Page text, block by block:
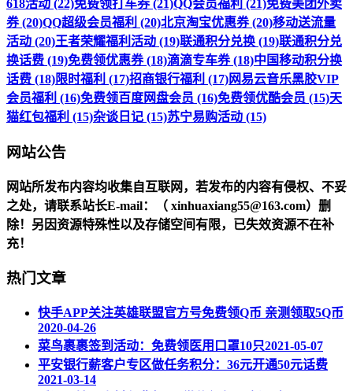
618活动 (22)免费领打车券 (21)QQ会员福利 (21)免费美团外卖
券 (20)QQ超级会员福利 (20)北京淘宝优惠券 (20)移动送流量
活动 (20)王者荣耀福利活动 (19)联通积分兑换 (19)联通积分兑
换话费 (19)免费领优惠券 (18)滴滴专车券 (18)中国移动积分换
话费 (18)限时福利 (17)招商银行福利 (17)网易云音乐黑胶VIP
会员福利 (16)免费领百度网盘会员 (16)免费领优酷会员 (15)天
猫红包福利 (15)杂谈日记 (15)苏宁易购活动 (15)
网站公告
网站所发布内容均收集自互联网，若发布的内容有侵权、不妥
之处，请联系站长E-mail：（ xinhuaxiang55@163.com）删
除！另因资源特殊性以及存储空间有限，已失效资源不在补
充！
热门文章
快手APP关注英雄联盟官方号免费领Q币 亲测领取5Q币
2020-04-26
菜鸟裹裹签到活动：免费领医用口罩10只2021-05-07
平安银行薪客户专区做任务积分：36元开通50元话费
2021-03-14